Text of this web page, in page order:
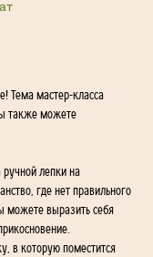
Тема мастер-класса
также можете
ручной лепки на
где нет правильного
можете выразить себя
в которую поместится